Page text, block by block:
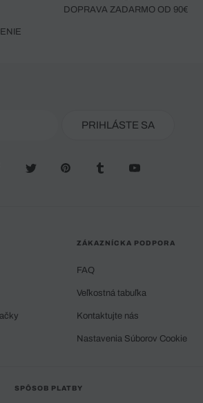
DOPRAVA ZADARMO OD 90€
PRIHLÁSTE SA
ZÁKAZNÍCKA PODPORA
FAQ
Veľkostná tabuľka
Kontaktujte nás
Nastavenia Súborov Cookie
SPÔSOB PLATBY